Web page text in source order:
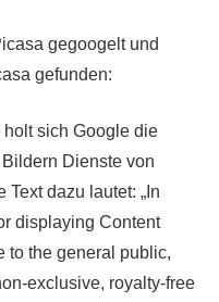
gegoogelt und
gefunden:
sich Google die
Dienste von
dazu lautet: „In
displaying Content
to the general public,
exclusive, royalty-free